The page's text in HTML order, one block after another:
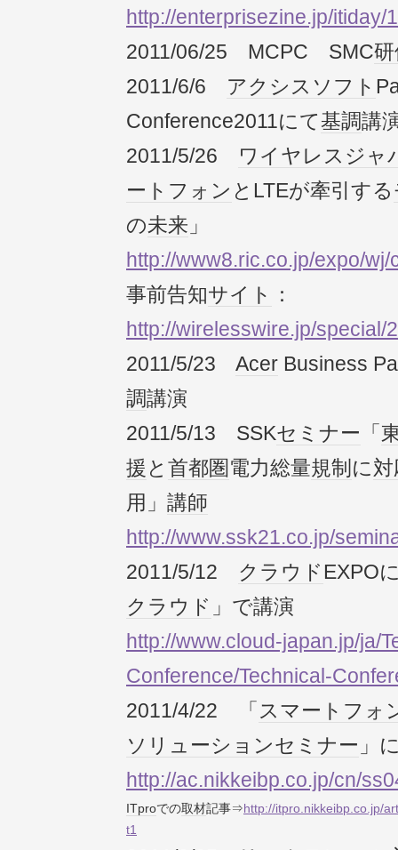
http://enterprisezine.jp/itiday/
2011/06/25 MCPC SMC
2011/6/6 アクシス ソフト
Conference2011にて基調講
2011/5/26
ワイヤレスジャ
ートフォン とLTEが牽引する
の未来 」
http://www8.ric.co.jp/expo/
事前告知サイト
：
http://wirelesswire.jp/special/
2011/5/23 Acer Business
調講演
2011/5/13 SSKセミナー 「
援 と 首都圏 電力総量規制 に
用」 講師
http://www.ssk21.co.jp/
2011/5/12 クラウド EXPO
クラウド 」で講演
http://www.cloud-japan.jp/ja/
Conference/Technical-
2011/4/22 「 スマートフォ
ソリューションセミナー 」
http://ac.nikkeibp.co.jp/cn/
ITproでの取材記事⇒http://itpro.nikkeibp.co.jp/
t1